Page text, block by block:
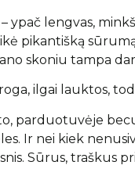
ypač lengvas,
pikantišką
skoniu tampa
ilgai lauktos,
parduotuvėje
Ir nei kiek
Sūrus, traškus